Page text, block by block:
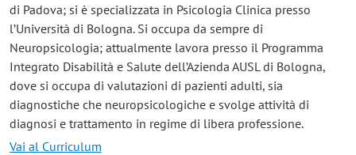
di Padova; si è specializzata in Psicologia Clinica presso
l’Università di Bologna. Si occupa da sempre di
Neuropsicologia; attualmente lavora presso il Programma
Integrato Disabilità e Salute dell’Azienda AUSL di Bologna,
dove si occupa di valutazioni di pazienti adulti, sia
diagnostiche che neuropsicologiche e svolge attività di
diagnosi e trattamento in regime di libera professione.
Vai al Curriculum